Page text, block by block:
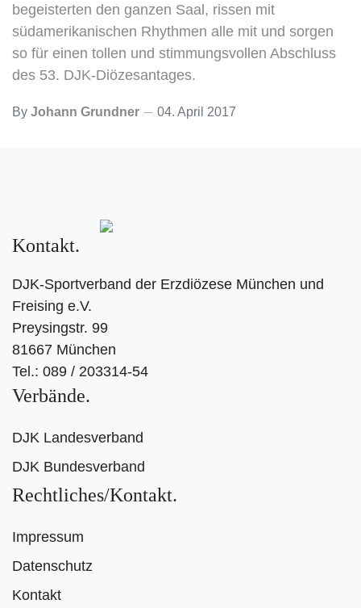
begeisterten den ganzen Saal, rissen mit
südamerikanischen Rhythmen alle mit und sorgen
so für einen tollen und stimmungsvollen Abschluss
des 53. DJK-Diözesantages.
By Johann Grundner 04. April 2017
Kontakt
DJK-Sportverband der Erzdiözese München und
Freising e.V.
Preysingstr. 99
81667 München
Tel.: 089 / 203314-54
Verbände
DJK Landesverband
DJK Bundesverband
Rechtliches/Kontakt
Impressum
Datenschutz
Kontakt